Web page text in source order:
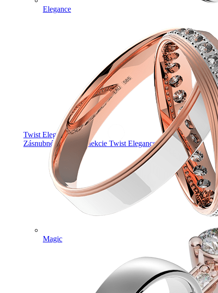
Twist Elegance
Zásnubné prstne z kolekcie Twist Elegance.
Elegance
Magic